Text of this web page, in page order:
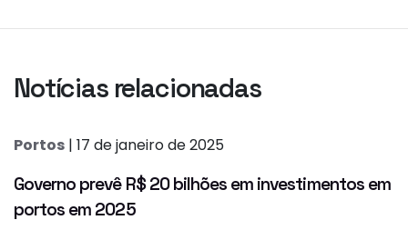
Notícias relacionadas
Portos | 17 de janeiro de 2025
Governo prevê R$ 20 bilhões em investimentos em
portos em 2025